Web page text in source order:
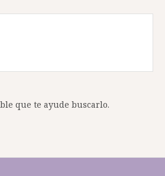
que te ayude buscarlo.